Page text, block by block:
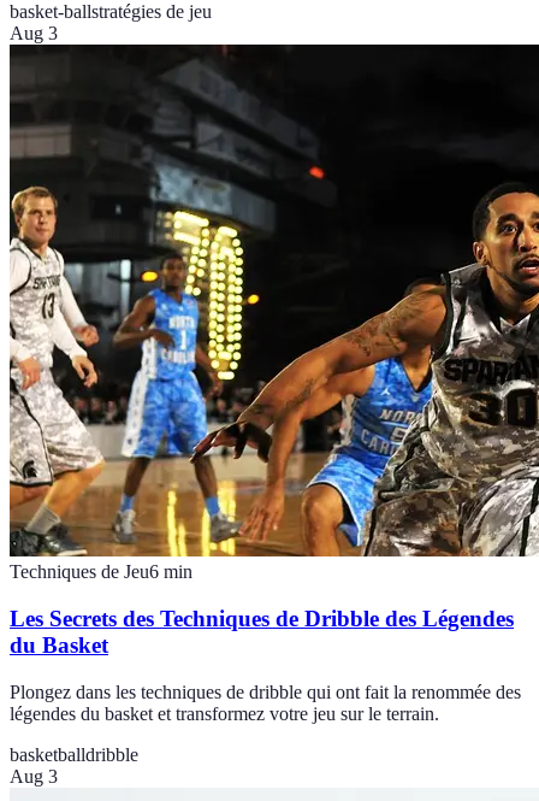
basket-ballstratégies de jeu
Aug 3
Techniques de Jeu6 min
Les Secrets des Techniques de Dribble des Légendes
du Basket
Plongez dans les techniques de dribble qui ont fait la renommée des
légendes du basket et transformez votre jeu sur le terrain.
basketballdribble
Aug 3